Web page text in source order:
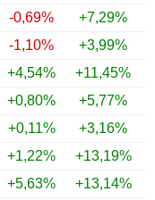
-0,69% +7,29%
-1,10% +3,99%
+4,54% +11,45%
+0,80% +5,77%
+0,11% +3,16%
+1,22% +13,19%
+5,63% +13,14%